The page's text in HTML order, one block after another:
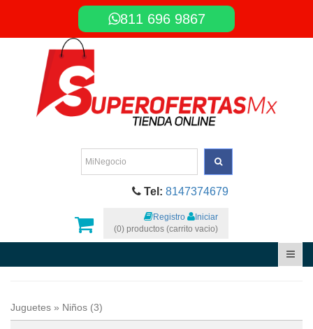
811 696 9867
Tel: 8147374679
Registro
Iniciar
(0) productos (carrito vacio)
Juguetes » Niños (3)